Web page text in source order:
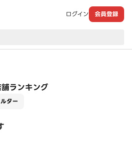
ログイン 会員登録
ランキング
ター